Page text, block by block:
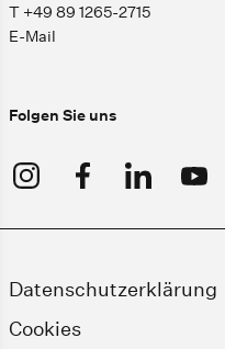
T +49 89 1265-2715
E-Mail
Folgen Sie uns
Datenschutzerklärung
Cookies